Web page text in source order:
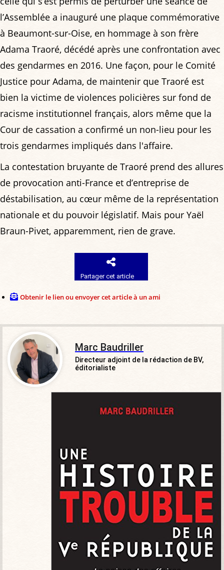
l’Assemblée a inauguré une plaque commémorative
à Beaumont-sur-Oise, en hommage à son frère
Adama Traoré, décédé après une confrontation avec
des gendarmes en 2016. Une façon, pour le Comité
Justice pour Adama, de maintenir que Traoré est
bien la victime de violences policières sur fond de
racisme institutionnel français, alors même que la
Cour de cassation a confirmé un non-lieu pour les
trois gendarmes impliqués dans l'affaire.
La contestation bruyante de Traoré prend des allures
de provocation anti-France et d’entreprise de
déstabilisation, au cœur même de la représentation
nationale et du pouvoir législatif. Mais pour Yaël
Braun-Pivet, apparemment, rien de grave.
Partager cet article
Obtenir le lien ou envoyer cet article à un ami
Marc Baudriller
Directeur adjoint de la rédaction de BV,
éditorialiste